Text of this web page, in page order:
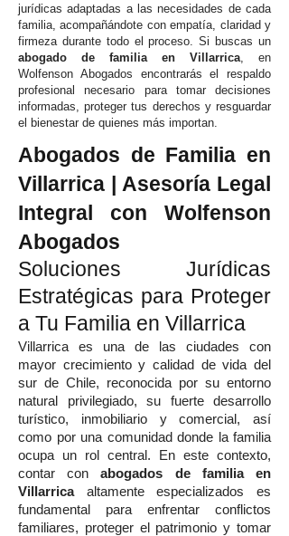
jurídicas adaptadas a las necesidades de cada
familia, acompañándote con empatía, claridad y
firmeza durante todo el proceso. Si buscas un
abogado de familia en Villarrica, en
Wolfenson Abogados encontrarás el respaldo
profesional necesario para tomar decisiones
informadas, proteger tus derechos y resguardar
el bienestar de quienes más importan.
Abogados de Familia en
Villarrica | Asesoría Legal
Integral con Wolfenson
Abogados
Soluciones Jurídicas
Estratégicas para Proteger
a Tu Familia en Villarrica
Villarrica es una de las ciudades con
mayor crecimiento y calidad de vida del
sur de Chile, reconocida por su entorno
natural privilegiado, su fuerte desarrollo
turístico, inmobiliario y comercial, así
como por una comunidad donde la familia
ocupa un rol central. En este contexto,
contar conabogados de familia en
Villarricaaltamente especializados es
fundamental para enfrentar conflictos
familiares, proteger el patrimonio y tomar